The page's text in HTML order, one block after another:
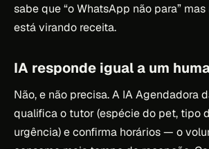
sabe que “o WhatsApp não para”
está virando receita.
IA responde igual a um
Não, e não precisa. A IA Agendadora
qualifica o tutor (espécie do pet, tipo
urgência) e confirma horários — o